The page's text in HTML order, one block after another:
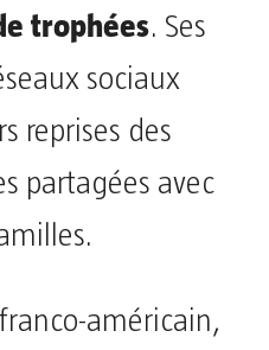
trophées. Ses
sociaux
reprises des
partagées avec
américain,